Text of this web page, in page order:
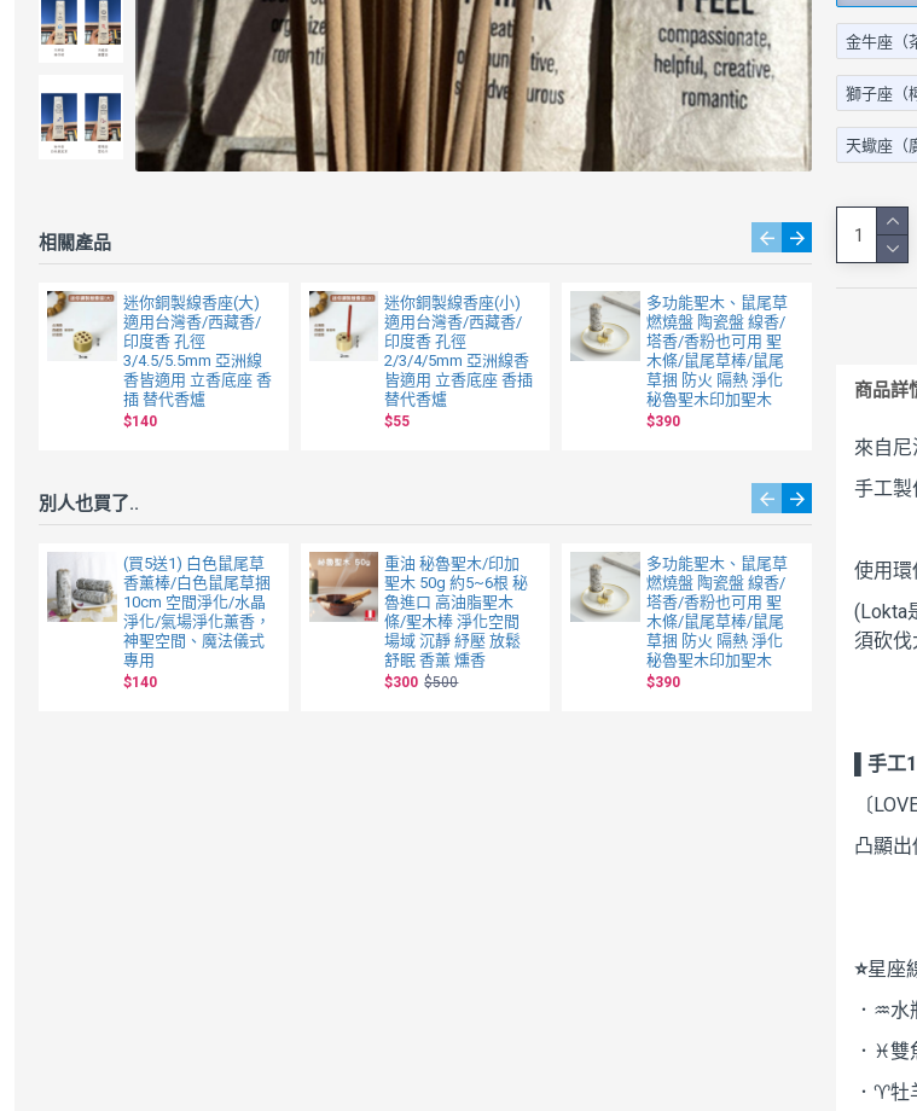
相關產品
迷你銅製線香座(大)
適用台灣香/西藏香/
印度香 孔徑
3/4.5/5.5mm 亞洲線
香皆適用 立香底座 香
插 替代香爐
$140
迷你銅製線香座(小)
適用台灣香/西藏香/
印度香 孔徑
2/3/4/5mm 亞洲線香
皆適用 立香底座 香插
替代香爐
$55
多功能聖木、鼠尾草
燃燒盤 陶瓷盤 線香/
塔香/香粉也可用 聖
木條/鼠尾草棒/鼠尾
草捆 防火 隔熱 淨化
秘魯聖木印加聖木
$390
別人也買了..
(買5送1) 白色鼠尾草
香薰棒/白色鼠尾草捆
10cm 空間淨化/水晶
淨化/氣場淨化薰香，
神聖空間、魔法儀式
專用
$140
重油 秘魯聖木/印加
聖木 50g 約5~6根 秘
魯進口 高油脂聖木
條/聖木棒 淨化空間
場域 沉靜 紓壓 放鬆
舒眠 香薰 燻香
$300 $500
多功能聖木、鼠尾草
燃燒盤 陶瓷盤 線香/
塔香/香粉也可用 聖
木條/鼠尾草棒/鼠尾
草捆 防火 隔熱 淨化
秘魯聖木印加聖木
$390
金牛座（
獅子座（
天蠍座（
商品詳
來自尼
手工製
使用環
(Lokta
須砍伐
▌手工
〔
凸顯
⭐星座
．♒
．♓
．♈